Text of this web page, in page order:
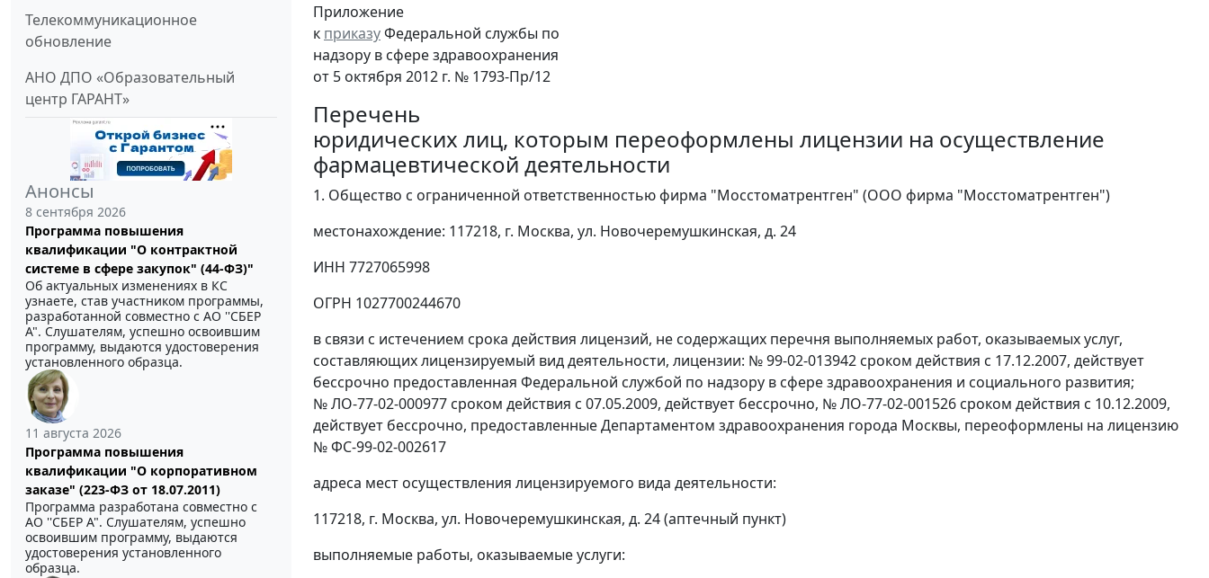
Телекоммуникационное
обновление
АНО ДПО «Образовательный
центр ГАРАНТ»
Анонсы
8 сентября 2026
Программа повышения
квалификации "О контрактной
системе в сфере закупок" (44-ФЗ)"
Об актуальных изменениях в КС
узнаете, став участником программы,
разработанной совместно с АО ''СБЕР
А". Слушателям, успешно освоившим
программу, выдаются удостоверения
установленного образца.
11 августа 2026
Программа повышения
квалификации "О корпоративном
заказе" (223-ФЗ от 18.07.2011)
Программа разработана совместно с
АО ''СБЕР А". Слушателям, успешно
освоившим программу, выдаются
удостоверения установленного
образца.
Приложение
к приказуФедеральной службы по
надзору в сфере здравоохранения
от 5 октября 2012 г. № 1793-Пр/12
Перечень
юридических лиц, которым переоформлены лицензии на осуществление
фармацевтической деятельности
1. Общество с ограниченной ответственностью фирма "Мосстоматрентген" (ООО фирма "Мосстоматрентген")
местонахождение: 117218, г. Москва, ул. Новочеремушкинская, д. 24
ИНН 7727065998
ОГРН 1027700244670
в связи с истечением срока действия лицензий, не содержащих перечня выполняемых работ, оказываемых услуг,
составляющих лицензируемый вид деятельности, лицензии: № 99-02-013942 сроком действия с 17.12.2007, действует
бессрочно предоставленная Федеральной службой по надзору в сфере здравоохранения и социального развития;
№ ЛО-77-02-000977 сроком действия с 07.05.2009, действует бессрочно, № ЛО-77-02-001526 сроком действия с 10.12.2009,
действует бессрочно, предоставленные Департаментом здравоохранения города Москвы, переоформлены на лицензию
№ ФС-99-02-002617
адреса мест осуществления лицензируемого вида деятельности:
117218, г. Москва, ул. Новочеремушкинская, д. 24 (аптечный пункт)
выполняемые работы, оказываемые услуги: